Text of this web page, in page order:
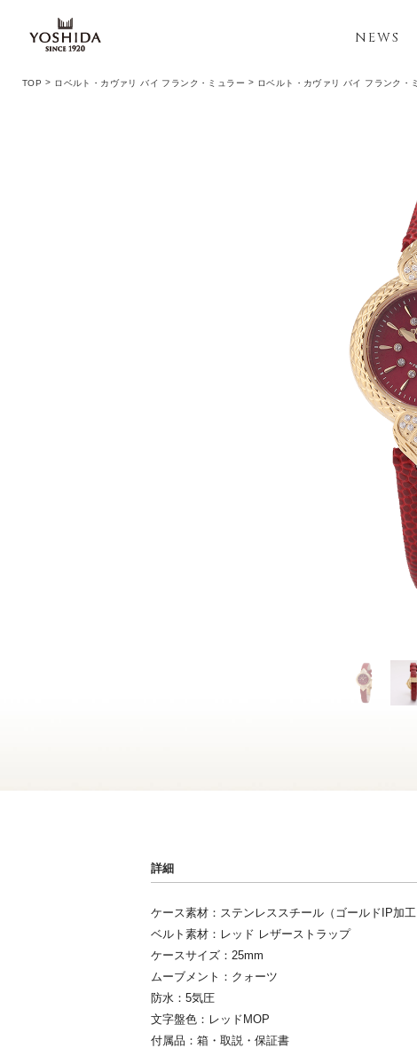
NEWS
TOP ロベルト・カヴァリ バイ フランク・ミュラー ロベルト・カヴァリ バイ フランク・
詳細
ケース素材：ステンレススチール（ゴールドIP加工
ベルト素材：レッド レザーストラップ
ケースサイズ：25mm
ムーブメント：クォーツ
防水：5気圧
文字盤色：レッドMOP
付属品：箱・取説・保証書